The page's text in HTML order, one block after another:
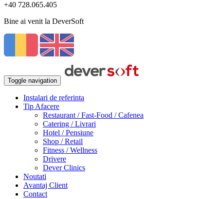
+40 728.065.405
Bine ai venit la DeverSoft
Toggle navigation
Instalari de referinta
Tip Afacere
Restaurant / Fast-Food / Cafenea
Catering / Livrari
Hotel / Pensiune
Shop / Retail
Fitness / Wellness
Drivere
Dever Clinics
Noutati
Avantaj Client
Contact